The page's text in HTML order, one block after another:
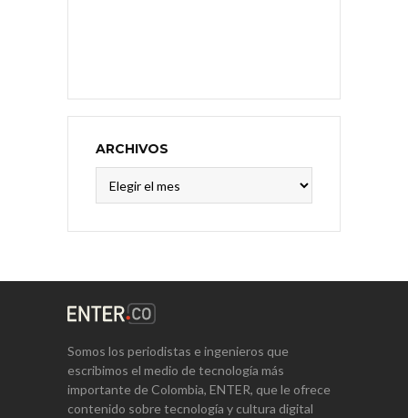
ARCHIVOS
Somos los periodistas e ingenieros que
escribimos el medio de tecnología más
importante de Colombia, ENTER, que le ofrece
contenido sobre tecnología y cultura digital